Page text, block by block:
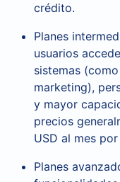
crédito.
Planes
usuarios
sistemas
marketing),
y mayor
precios
USD al mes
Planes